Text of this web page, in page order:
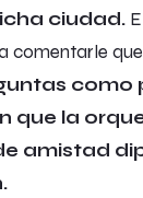
ciudad.
comentarle
como
que la
amistad